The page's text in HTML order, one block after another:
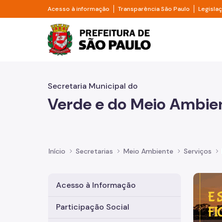
Pular para o Conteúdo principal
Acesso à informação Divisor de acesso à informação
Transparência São Paulo Divisor
Prefeitura de São
Secretaria Municipal do
Verde e do Meio
Início Secretarias Meio Ambiente Serviços
Acesso à Informação
Participação Social